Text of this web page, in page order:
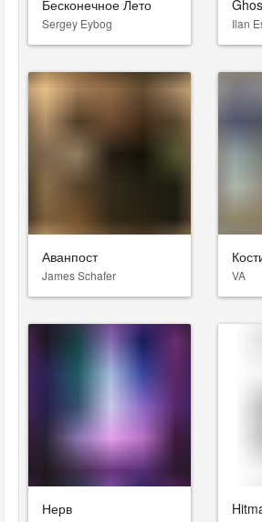
Бесконечное Лето
Sergey Eybog Ilan
Аванпост
James Schafer VA
Нерв